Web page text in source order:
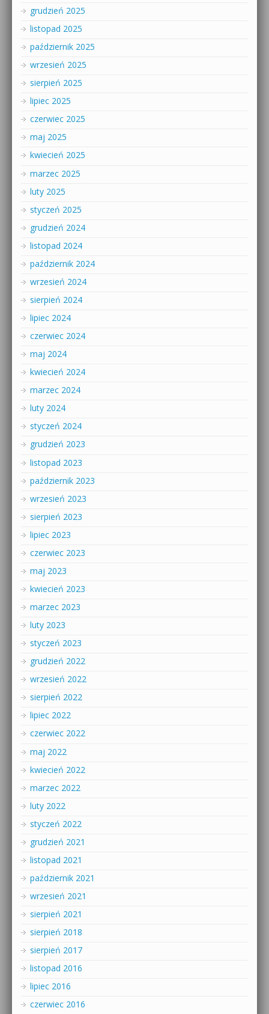
grudzień 2025
listopad 2025
październik 2025
wrzesień 2025
sierpień 2025
lipiec 2025
czerwiec 2025
maj 2025
kwiecień 2025
marzec 2025
luty 2025
styczeń 2025
grudzień 2024
listopad 2024
październik 2024
wrzesień 2024
sierpień 2024
lipiec 2024
czerwiec 2024
maj 2024
kwiecień 2024
marzec 2024
luty 2024
styczeń 2024
grudzień 2023
listopad 2023
październik 2023
wrzesień 2023
sierpień 2023
lipiec 2023
czerwiec 2023
maj 2023
kwiecień 2023
marzec 2023
luty 2023
styczeń 2023
grudzień 2022
wrzesień 2022
sierpień 2022
lipiec 2022
czerwiec 2022
maj 2022
kwiecień 2022
marzec 2022
luty 2022
styczeń 2022
grudzień 2021
listopad 2021
październik 2021
wrzesień 2021
sierpień 2021
sierpień 2018
sierpień 2017
listopad 2016
lipiec 2016
czerwiec 2016